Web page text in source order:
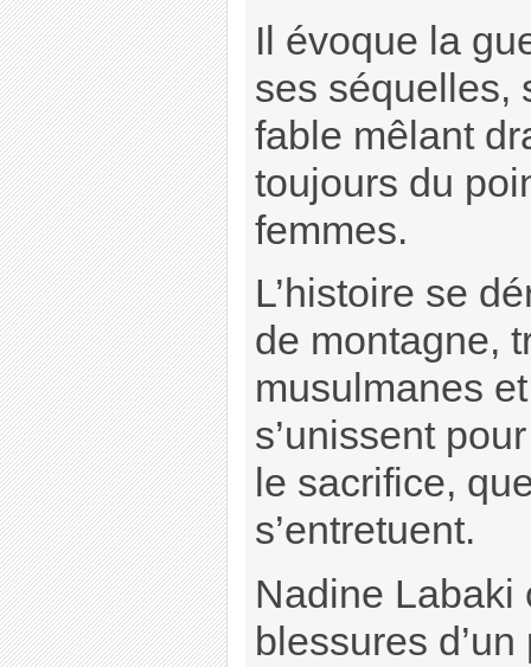
Il évoque la
ses séquelles,
fable mêlant
toujours du
femmes.
L’histoire se
de montagne,
musulmanes
s’unissent
le sacrifice,
s’entretuent.
Nadine Labaki
blessures